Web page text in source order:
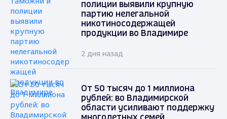
полиции выявили крупную
партию нелегальной
никотиносодержащей
продукции во Владимире
2 дня назад
От 50 тысяч до 1 миллиона
рублей: во Владимирской
области усиливают поддержку